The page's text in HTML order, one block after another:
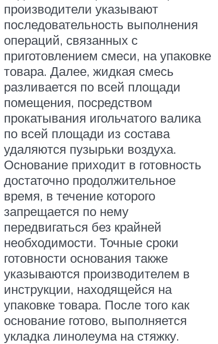
производители указывают
последовательность выполнения
операций, связанных с
приготовлением смеси, на упаковке
товара. Далее, жидкая смесь
разливается по всей площади
помещения, посредством
прокатывания игольчатого валика
по всей площади из состава
удаляются пузырьки воздуха.
Основание приходит в готовность
достаточно продолжительное
время, в течение которого
запрещается по нему
передвигаться без крайней
необходимости. Точные сроки
готовности основания также
указываются производителем в
инструкции, находящейся на
упаковке товара. После того как
основание готово, выполняется
укладка линолеума на стяжку.